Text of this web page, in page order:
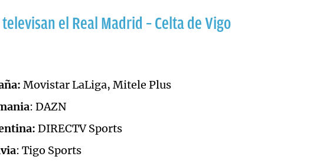
televisan el Real Madrid – Celta de Vigo
Movistar LaLiga, Mitele Plus
: DAZN
DIRECTV Sports
: Tigo Sports